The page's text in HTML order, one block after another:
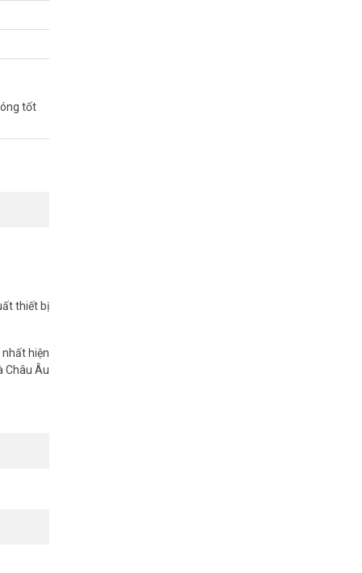
tốt
thiết bị
hiện
Châu Âu